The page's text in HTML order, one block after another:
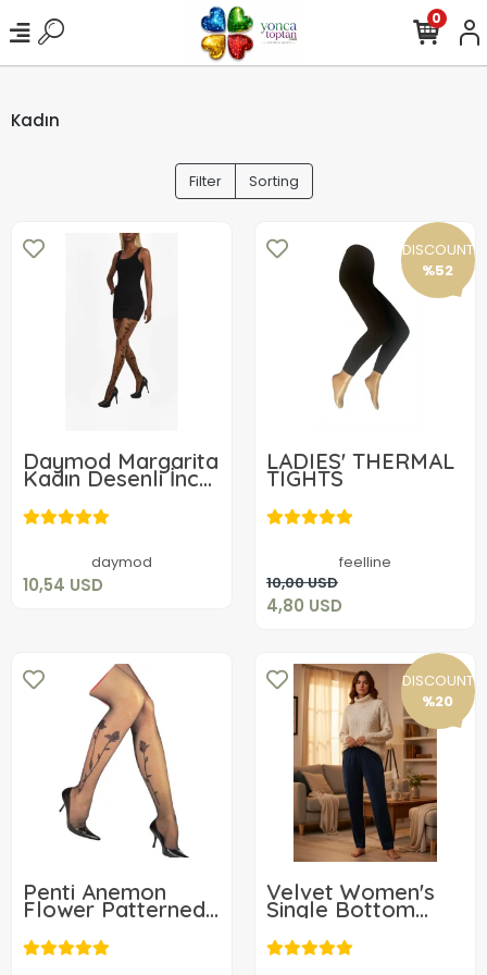
0
Kadın
Filter Sorting
Daymod Margarita
Kadın Desenli İnce
Külotlu Çorap
daymod
10,54 USD
10,54 USD
DISCOUNT
%52
LADIES' THERMAL
TIGHTS
feelline
10,00 USD
4,80 USD
4,80 USD
Add to cart
Penti Anemon
Flower Patterned
Black Tights
9,94 USD
DISCOUNT
%20
Velvet Women's
Single Bottom
9302
14,36 USD